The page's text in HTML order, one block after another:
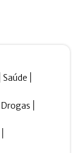
Saúde
Drogas